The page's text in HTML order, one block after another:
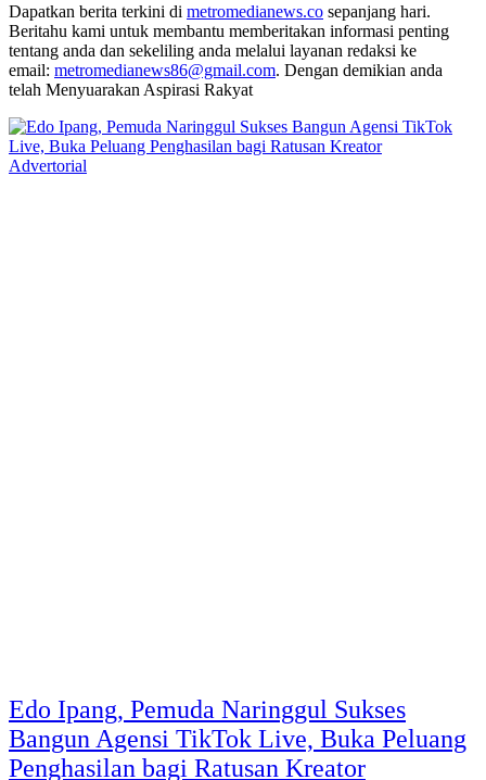
Dapatkan berita terkini di metromedianews.co sepanjang hari.
Beritahu kami untuk membantu memberitakan informasi penting
tentang anda dan sekeliling anda melalui layanan redaksi ke
email: metromedianews86@gmail.com. Dengan demikian anda
telah Menyuarakan Aspirasi Rakyat
Advertorial
Edo Ipang, Pemuda Naringgul Sukses
Bangun Agensi TikTok Live, Buka Peluang
Penghasilan bagi Ratusan Kreator